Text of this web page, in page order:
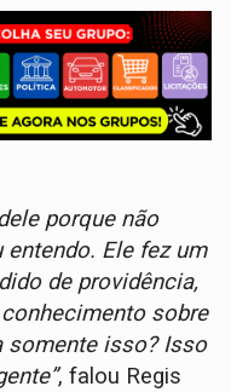
porque não
entendo. Ele fez um
de providência,
sobre
somente isso? Isso
, falou Regis